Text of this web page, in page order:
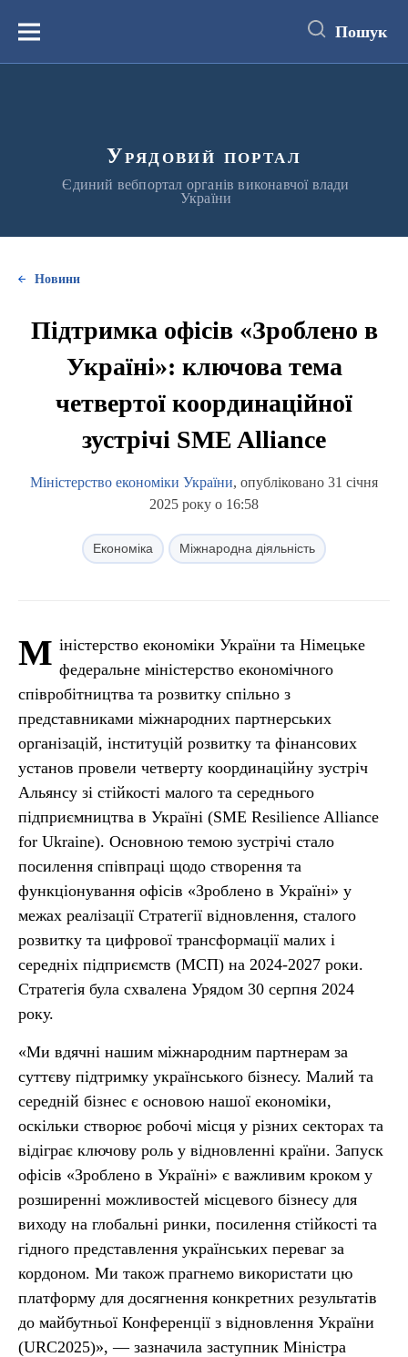
вмістуМеню Пошук
Урядовий портал
Єдиний вебпортал органів виконавчої влади
України
Новини
Підтримка офісів «Зроблено в
Україні»: ключова тема
четвертої координаційної
зустрічі SME Alliance
Міністерство економіки України, опубліковано 31 січня
2025 року о 16:58
Економіка Міжнародна діяльність
М іністерство економіки України та Німецьке
федеральне міністерство економічного
співробітництва та розвитку спільно з
представниками міжнародних партнерських
організацій, інституцій розвитку та фінансових
установ провели четверту координаційну зустріч
Альянсу зі стійкості малого та середнього
підприємництва в Україні (SME Resilience Alliance
for Ukraine). Основною темою зустрічі стало
посилення співпраці щодо створення та
функціонування офісів «Зроблено в Україні» у
межах реалізації Стратегії відновлення, сталого
розвитку та цифрової трансформації малих і
середніх підприємств (МСП) на 2024-2027 роки.
Стратегія була схвалена Урядом 30 серпня 2024
року.
«Ми вдячні нашим міжнародним партнерам за
суттєву підтримку українського бізнесу. Малий та
середній бізнес є основою нашої економіки,
оскільки створює робочі місця у різних секторах та
відіграє ключову роль у відновленні країни. Запуск
офісів «Зроблено в Україні» є важливим кроком у
розширенні можливостей місцевого бізнесу для
виходу на глобальні ринки, посилення стійкості та
гідного представлення українських переваг за
кордоном. Ми також прагнемо використати цю
платформу для досягнення конкретних результатів
до майбутньої Конференції з відновлення України
(URC2025)», — зазначила заступник Міністра